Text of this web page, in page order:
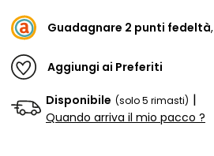
Guadagnare 2 punti fedeltà,
Aggiungi ai Preferiti
Disponibile (solo 5 rimasti) |
Quando arriva il mio pacco ?